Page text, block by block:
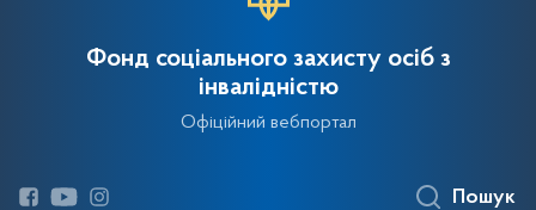
Фонд соціального захисту осіб з
інвалідністю
Офіційний вебпортал
Пошук